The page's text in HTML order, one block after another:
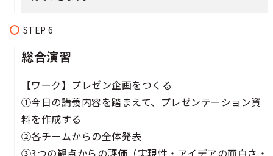
総合演習
【ワーク】プレゼン企画をつくる
①今日の講義内容を踏まえて、プレゼンテーション資
料を作成する
②各チームからの全体発表
③3つの観点からの評価（実現性・アイデアの面白さ・